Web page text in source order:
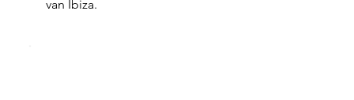
van Ibiza.